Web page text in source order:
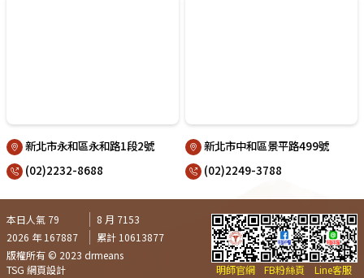
新北市永和區永和路1段2號
(02)2232-8688
新北市中和區景平路499號
(02)2249-3788
本日人氣 79
8 月 7153
2026 年 167887
累計 10613877
版權所有 © 2023 drmeans
TSG 網頁設計
明師官網 FB粉絲頁 Line客服